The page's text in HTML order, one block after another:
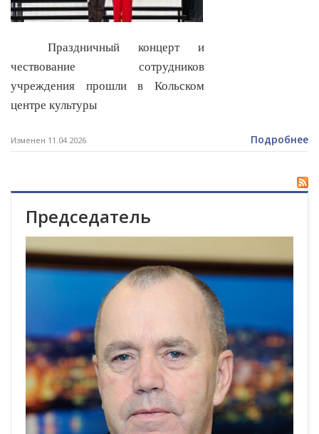
Праздничный концерт и
чествование сотрудников
учреждения прошли в Кольском
центре культуры
Изменен 11.04.2026 Подробнее
Председатель